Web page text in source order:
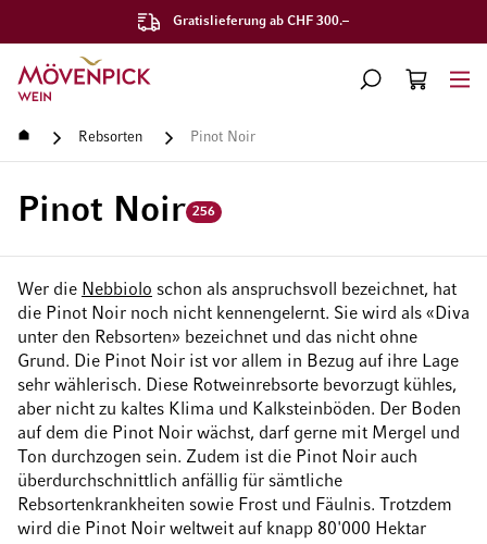
Gratislieferung ab CHF 300.–
Zur Startseite
SUCHE
WARENKORB
Startseite Rebsorten Pinot Noir
Pinot Noir 256
Wer die Nebbiolo schon als anspruchsvoll bezeichnet, hat
die Pinot Noir noch nicht kennengelernt. Sie wird als «Diva
unter den Rebsorten» bezeichnet und das nicht ohne
Grund. Die Pinot Noir ist vor allem in Bezug auf ihre Lage
sehr wählerisch. Diese Rotweinrebsorte bevorzugt kühles,
aber nicht zu kaltes Klima und Kalksteinböden. Der Boden
auf dem die Pinot Noir wächst, darf gerne mit Mergel und
Ton durchzogen sein. Zudem ist die Pinot Noir auch
überdurchschnittlich anfällig für sämtliche
Rebsortenkrankheiten sowie Frost und Fäulnis. Trotzdem
wird die Pinot Noir weltweit auf knapp 80'000 Hektar